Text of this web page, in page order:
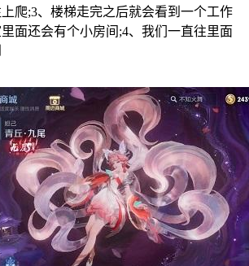
爬;3、楼梯走完之后就会看到一个工作
面还会有个小房间;4、我们一直往里面